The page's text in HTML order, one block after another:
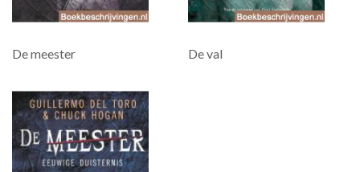
De meester De val